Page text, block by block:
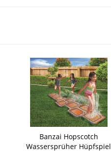
Banzai Hopscotch
Wassersprüher Hüpfspiel